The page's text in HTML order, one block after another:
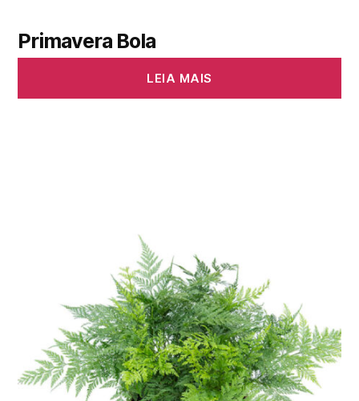
Primavera Bola
LEIA MAIS